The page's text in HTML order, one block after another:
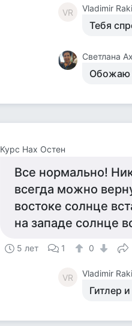
VR Vladimir
Тебя
Светлана
Обожаю
Курс Нах Остен
Все нормально!
всегда можно
востоке солнце
на западе солнце
5 лет 1 0
VR Vladimir
Гитлер